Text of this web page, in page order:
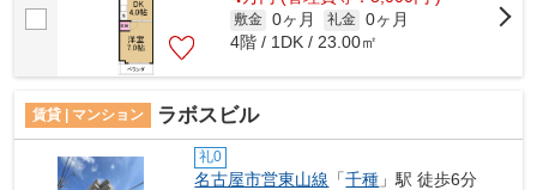
敷金 0ヶ月 礼金 0ヶ月
4階 / 1DK / 23.00㎡
賃貸 | マンション ラボスビル
礼0
名古屋市営東山線 「千種 」駅 徒歩6分